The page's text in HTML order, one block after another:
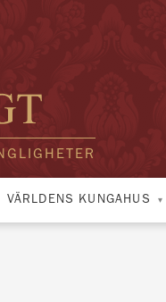
VÄRLDENS KUNGAHUS